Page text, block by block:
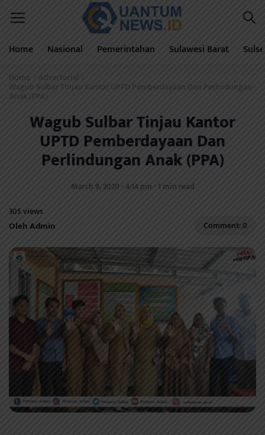
Home Nasional Pemerintahan Sulawesi Barat
Home / Advertorial /
Wagub Sulbar Tinjau Kantor UPTD Pemberdayaan Dan Perlindungan
Anak (PPA)
Wagub Sulbar Tinjau Kantor
UPTD Pemberdayaan Dan
Perlindungan Anak (PPA)
March 9, 2020 - 4:14 pm - 1 min read
305 views
Oleh Admin Comment: 0